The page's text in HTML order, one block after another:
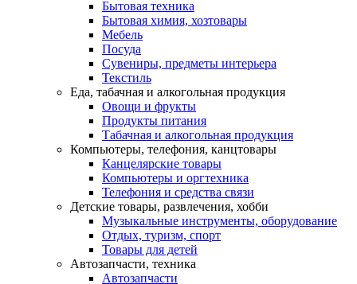
Бытовая техника
Бытовая химия, хозтовары
Мебель
Посуда
Сувениры, предметы интерьера
Текстиль
Еда, табачная и алкогольная продукция
Овощи и фрукты
Продукты питания
Табачная и алкогольная продукция
Компьютеры, телефония, канцтовары
Канцелярские товары
Компьютеры и оргтехника
Телефония и средства связи
Детские товары, развлечения, хобби
Музыкальные инструменты, оборудование
Отдых, туризм, спорт
Товары для детей
Автозапчасти, техника
Автозапчасти